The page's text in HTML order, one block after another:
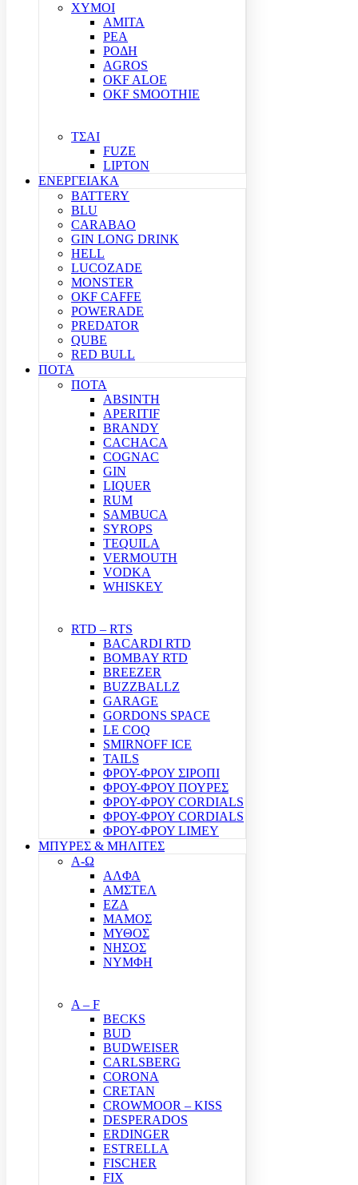
ΧΥΜΟΙ
ΑΜΙΤΑ
ΡΕΑ
ΡΟΔΗ
AGROS
OKF ALOE
OKF SMOOTHIE
ΤΣΑΙ
FUZE
LIPTON
ΕΝΕΡΓΕΙΑΚΑ
BATTERY
BLU
CARABAO
GIN LONG DRINK
HELL
LUCOZADE
MONSTER
OKF CAFFE
POWERADE
PREDATOR
QUBE
RED BULL
ΠΟΤΑ
ΠΟΤΑ
ABSINTH
APERITIF
BRANDY
CACHACA
COGNAC
GIN
LIQUER
RUM
SAMBUCA
SYROPS
TEQUILA
VERMOUTH
VODKA
WHISKEY
RTD – RTS
BACARDI RTD
BOMBAY RTD
BREEZER
BUZZBALLZ
GARAGE
GORDONS SPACE
LE COQ
SMIRNOFF ICE
TAILS
ΦΡΟΥ-ΦΡΟΥ ΣΙΡΟΠΙ
ΦΡΟΥ-ΦΡΟΥ ΠΟΥΡΕΣ
ΦΡΟΥ-ΦΡΟΥ CORDIALS
ΦΡΟΥ-ΦΡΟΥ CORDIALS
ΦΡΟΥ-ΦΡΟΥ LIMEY
ΜΠΥΡΕΣ & ΜΗΛΙΤΕΣ
Α-Ω
ΑΛΦΑ
ΑΜΣΤΕΛ
ΕΖΑ
ΜΑΜΟΣ
ΜΥΘΟΣ
ΝΗΣΟΣ
ΝΥΜΦΗ
A – F
BECKS
BUD
BUDWEISER
CARLSBERG
CORONA
CRETAN
CROWMOOR – KISS
DESPERADOS
ERDINGER
ESTRELLA
FISCHER
FIX